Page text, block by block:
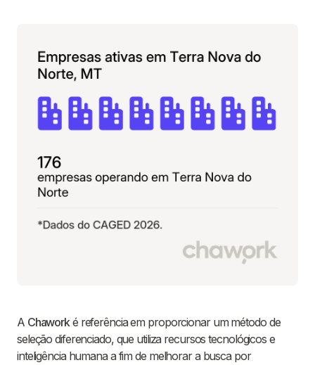
A Chaworké referência em proporcionar um método de
seleção diferenciado, que utiliza recursos tecnológicos e
inteligência humana a fim de melhorar a busca por